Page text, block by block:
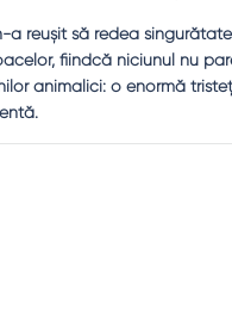
a reuşit să redea
fiindcă niciunul nu
animalici: o enormă